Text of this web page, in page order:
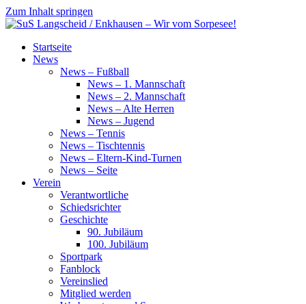
Zum Inhalt springen
SuS
Langscheid
Startseite
News
News – Fußball
News – 1. Mannschaft
News – 2. Mannschaft
News – Alte Herren
News – Jugend
News – Tennis
News – Tischtennis
News – Eltern-Kind-Turnen
News – Seite
Verein
Verantwortliche
Schiedsrichter
Geschichte
90. Jubiläum
100. Jubiläum
Sportpark
Fanblock
Vereinslied
Mitglied werden